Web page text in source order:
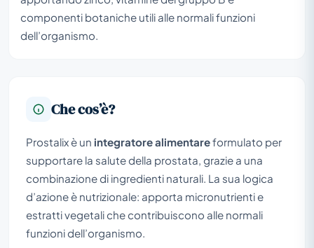
componenti botaniche utili alle normali funzioni
dell’organismo.
Che cos’è?
Prostalix è un integratore alimentareformulato per
supportare la salute della prostata, grazie a una
combinazione di ingredienti naturali. La sua logica
d’azione è nutrizionale: apporta micronutrienti e
estratti vegetali che contribuiscono alle normali
funzioni dell’organismo.